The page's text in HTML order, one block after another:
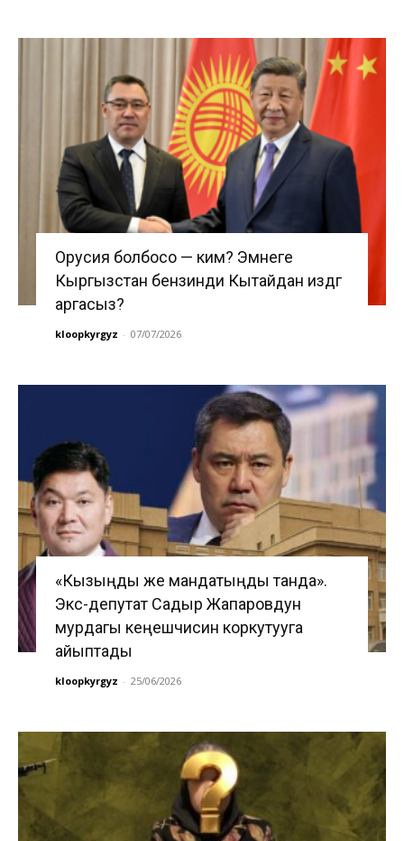
Орусия болбосо — ким? Эмнеге
Кыргызстан бензинди Кытайдан издөөгө
аргасыз?
kloopkyrgyz - 07/07/2026
«Кызыңды же мандатыңды танда».
Экс-депутат Садыр Жапаровдун
мурдагы кеңешчисин коркутууга
айыптады
kloopkyrgyz - 25/06/2026